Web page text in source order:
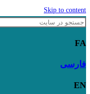
Skip to content
FA
فارسی
EN